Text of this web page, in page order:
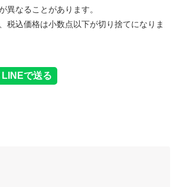
なることがあります。
税込価格は小数点以下が切り捨てになりま